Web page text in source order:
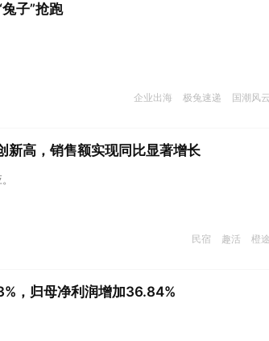
兔子”抢跑
企业出海 极兔速递 国潮风云
新高，销售额实现同比显著增长
民宿 趣活 橙途
，归母净利润增加36.84%